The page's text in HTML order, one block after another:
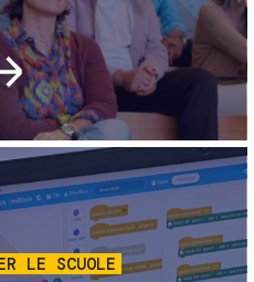
Immagine
LE SCUOLE